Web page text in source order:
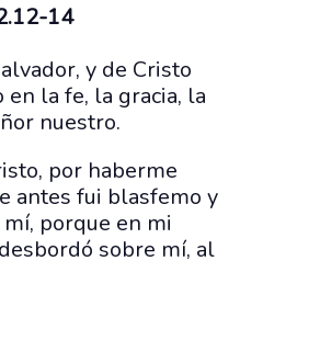
14
y de Cristo
la fe, la gracia, la
nuestro.
por haberme
antes fui blasfemo y
porque en mi
sobre mí, al